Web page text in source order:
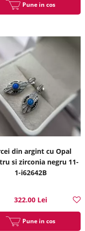
Pune in cos
din argint cu Opal
si zirconia negru 11-
1-i62642B
322.00 Lei
Pune in cos